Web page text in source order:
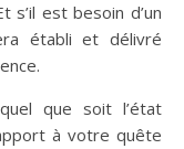
s’il est besoin d’un
établi et délivré
que soit l’état
à votre quête